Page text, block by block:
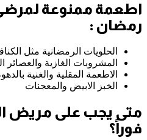
اطعمة ممنوعة
رمضان :
الحلويات الرمضانية مثل
المشروبات الغازية والعصائر
الاطعمة المقلية والغنية
الخبز الابيض والمعجنات
متى يجب على مريض
فوراً؟